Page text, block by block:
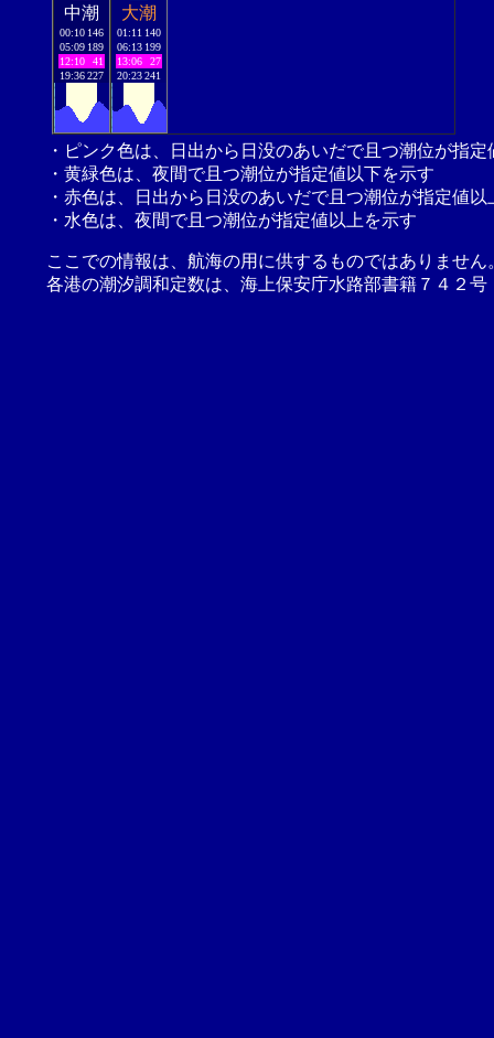
中潮
00:10 146
05:09 189
12:10
41
19:36227
大潮
01:11 140
06:13 199
13:06
27
20:23241
・ピンク色は、日出から日没のあいだで且つ潮位が指
・黄緑色は、夜間で且つ潮位が指定値以下を示す
・赤色は、日出から日没のあいだで且つ潮位が指定値以
・水色は、夜間で且つ潮位が指定値以上を示す
ここでの情報は、航海の用に供するものではありませ
各港の潮汐調和定数は、海上保安庁水路部書籍７４２